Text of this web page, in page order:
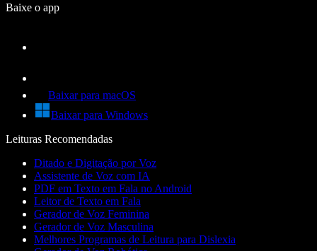
Baixe o app
Baixar para macOS
Baixar para Windows
Leituras Recomendadas
Ditado e Digitação por Voz
Assistente de Voz com IA
PDF em Texto em Fala no Android
Leitor de Texto em Fala
Gerador de Voz Feminina
Gerador de Voz Masculina
Melhores Programas de Leitura para Dislexia